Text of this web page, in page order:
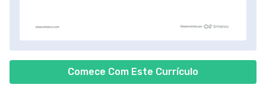
Comece Com Este Currículo